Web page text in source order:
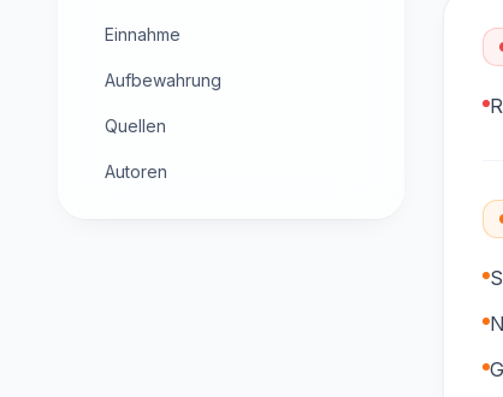
Einnahme
Aufbewahrung
Quellen
Autoren